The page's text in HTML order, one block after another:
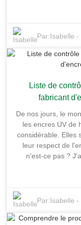
notre production.
10 000 mètres
ville de Huizhou,
nous offre non
mais aussi une
stratégies
d'impression
réaliser des
conseils et des
votre
Par:Isabelle -
Liste de
fabricant
De nos jours, le
les encres UV de
considérable. Elles
leur respect de
n'est-ce pas ?
croître d'environ
entreprises
entreprises
basée dans la
Par:Isabelle -